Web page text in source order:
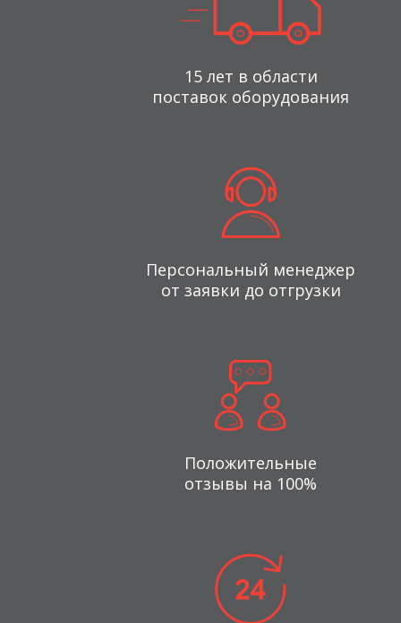
15 лет в области
поставок оборудования
Персональный менеджер
от заявки до отгрузки
Положительные
отзывы на 100%